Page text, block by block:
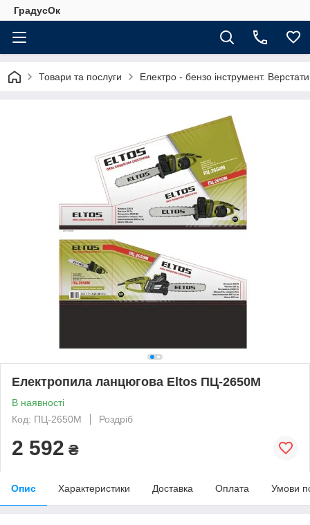
ГрадусОк
Товари та послуги Електро - бензо інструмент. Верстати
Електропила ланцюгова Eltos ПЦ-2650М
В наявності
Код: ПЦ-2650М
Роздріб
2 592 ₴
Опис Характеристики Доставка Оплата Умови